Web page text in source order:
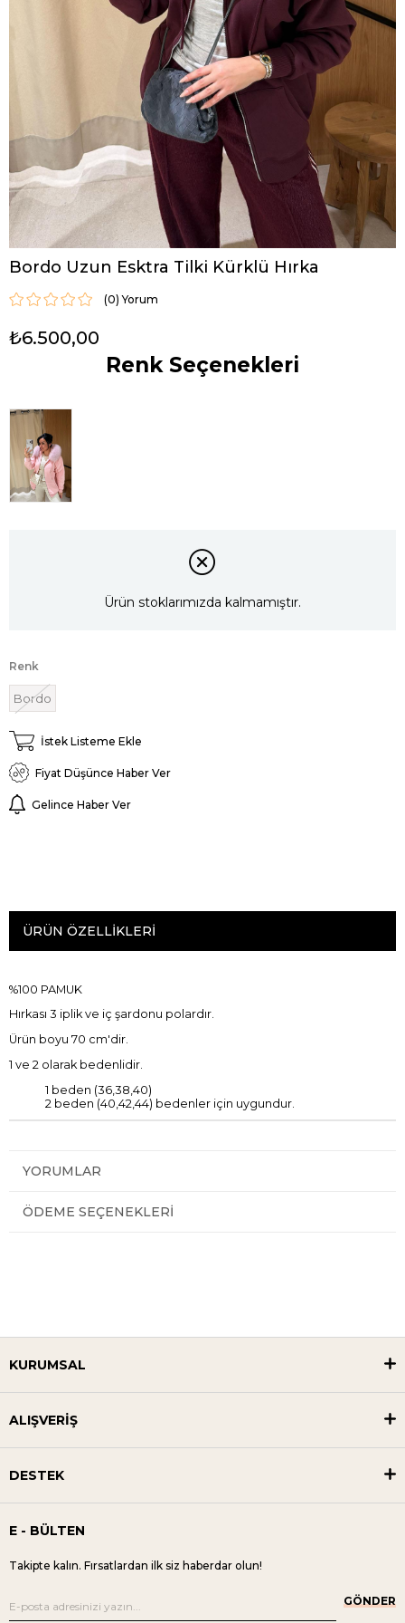
Bordo Uzun Esktra Tilki Kürklü Hırka
(0)
₺6.500,00
Renk Seçenekleri
Ürün stoklarımızda kalmamıştır.
Renk
Bordo
İstek Listeme Ekle
Fiyat Düşünce Haber Ver
Gelince Haber Ver
ÜRÜN ÖZELLIKLERI
%100 PAMUK
Hırkası 3 iplik ve iç şardonu polardır.
Ürün boyu 70 cm'dir.
1 ve 2 olarak bedenlidir.
1 beden (36,38,40)
2 beden (40,42,44) bedenler için uygundur.
YORUMLAR
ÖDEME SEÇENEKLERI
KURUMSAL
ALIŞVERİŞ
DESTEK
E - BÜLTEN
Takipte kalın. Fırsatlardan ilk siz haberdar olun!
GÖNDER